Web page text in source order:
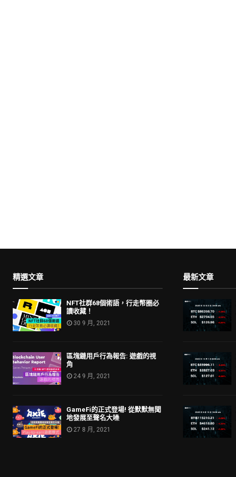
精選文章
NFT社群68個術語，行走幣圈必
讀收藏！
30 9 月, 2021
區塊鏈用戶行為報告: 遊戲的視
角
24 9 月, 2021
GameFi的正式登場! 從默默無聞
地發展至聲名大噪
27 8 月, 2021
最新文章